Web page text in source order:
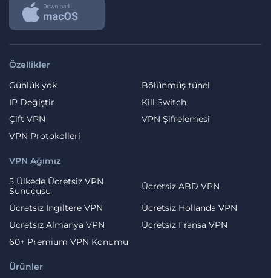
Özellikler
Günlük yok
Bölünmüş tünel
IP Değiştir
Kill Switch
Çift VPN
VPN Şifrelemesi
VPN Protokolleri
Ürünler
VPN Ağımız
5 Ülkede Ücretsiz VPN
Sunucusu
Ücretsiz ABD VPN
Ücretsiz İngiltere VPN
Ücretsiz Hollanda VPN
Ücretsiz Almanya VPN
Ücretsiz Fransa VPN
60+ Premium VPN Konumu